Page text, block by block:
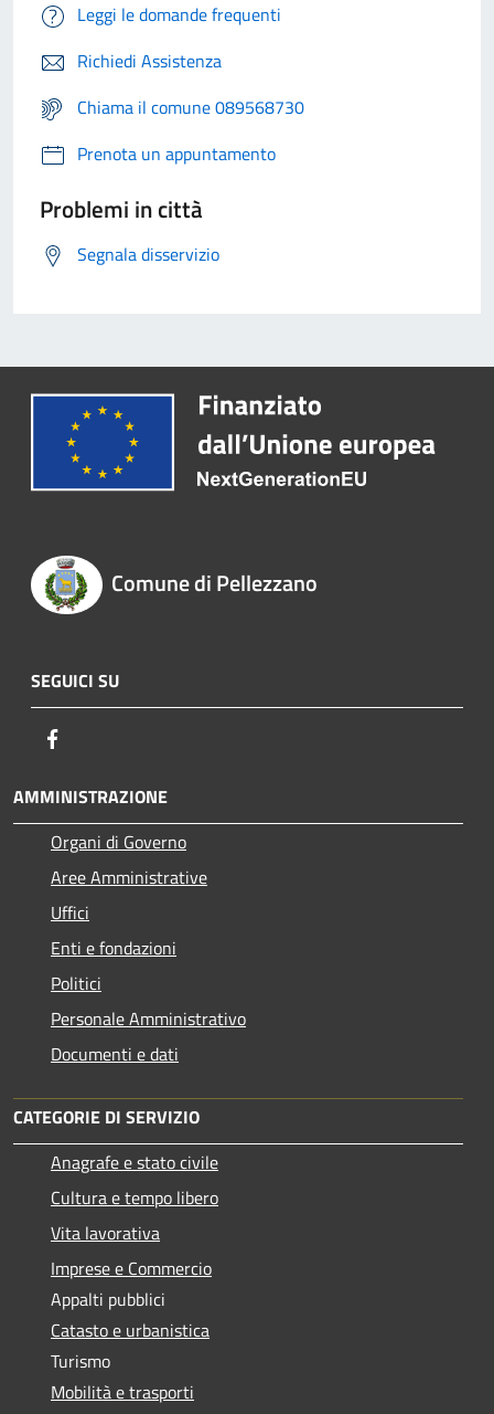
Leggi le domande frequenti
Richiedi Assistenza
Chiama il comune 089568730
Prenota un appuntamento
Problemi in città
Segnala disservizio
Comune di Pellezzano
SEGUICI SU
AMMINISTRAZIONE
Organi di Governo
Aree Amministrative
Uffici
Enti e fondazioni
Politici
Personale Amministrativo
Documenti e dati
CATEGORIE DI SERVIZIO
Anagrafe e stato civile
Cultura e tempo libero
Vita lavorativa
Imprese e Commercio
Appalti pubblici
Catasto e urbanistica
Turismo
Mobilità e trasporti